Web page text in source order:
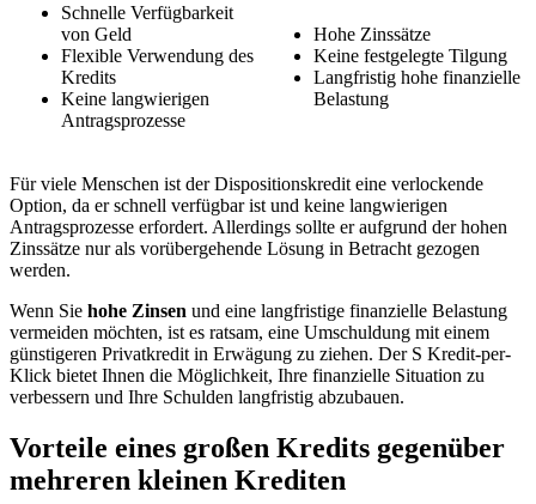
Schnelle Verfügbarkeit
von Geld
Flexible Verwendung des
Kredits
Keine langwierigen
Antragsprozesse
Hohe Zinssätze
Keine festgelegte Tilgung
Langfristig hohe finanzielle
Belastung
Für viele Menschen ist der Dispositionskredit eine verlockende
Option, da er schnell verfügbar ist und keine langwierigen
Antragsprozesse erfordert. Allerdings sollte er aufgrund der hohen
Zinssätze nur als vorübergehende Lösung in Betracht gezogen
werden.
Wenn Sie hohe Zinsen und eine langfristige finanzielle Belastung
vermeiden möchten, ist es ratsam, eine Umschuldung mit einem
günstigeren Privatkredit in Erwägung zu ziehen. Der S Kredit-per-
Klick bietet Ihnen die Möglichkeit, Ihre finanzielle Situation zu
verbessern und Ihre Schulden langfristig abzubauen.
Vorteile eines großen Kredits gegenüber
mehreren kleinen Krediten